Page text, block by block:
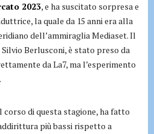
2023, e ha suscitato sorpresa e
la quale da 15 anni era alla
dell’ammiraglia Mediaset. Il
Berlusconi, è stato preso da
da La7, ma l’esperimento
corso di questa stagione, ha fatto
più bassi rispetto a